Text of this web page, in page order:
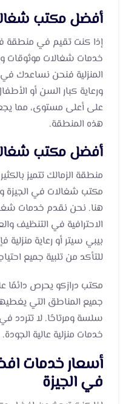
أفضل مكتب
إذا كنت تقيم في منطقة
خدمات شغالات موثوقات
المنزلية فنحن نساعدك في
ورعاية كبار السن أو
على أعلى مستوى، مما
هذه المنطقة.
أفضل مكتب
منطقة الزمالك تتميز
مكتب شغالات في الجيزة
هنا. نحن نقدم خدمات
الاحترافية في التنظيف
بيبي سيتر أو رعاية
للتأكد من تلبية جميع
مكتب درازكو يحرص
جميع المناطق التي
سلسة ومرتاحًا. لا تتردد
خدمات منزلية عالية الجودة.
أسعار خدمات
في الجيزة